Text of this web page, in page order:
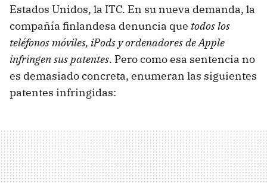
Estados Unidos, la ITC. En su nueva demanda, la
compañía finlandesa denuncia que todos los
teléfonos móviles, iPods y ordenadores de Apple
infringen sus patentes. Pero como esa sentencia no
es demasiado concreta, enumeran las siguientes
patentes infringidas: